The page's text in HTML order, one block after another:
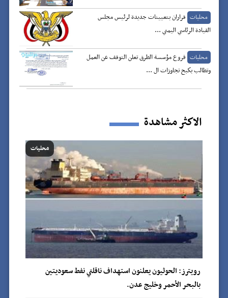
محليات قراران بتعيينات جديدة لرئيس مجلس
القيادة الرئاسي اليمني ...
محليات فروع مؤسسة الطرق تعلن التوقف عن العمل
وتطالب بكبح تجاوزات ال ...
الاكثر مشاهدة
محليات
رويترز: الحوثيون يعلنون استهداف ناقلتي نفط سعوديتين
بالبحر الأحمر وخليج عدن.